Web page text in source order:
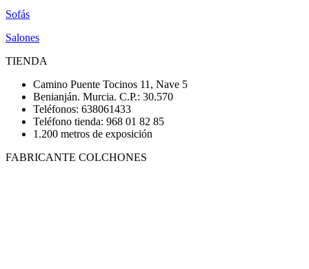
Sofás
Salones
TIENDA
Camino Puente Tocinos 11, Nave 5
Benianján. Murcia. C.P.: 30.570
Teléfonos: 638061433
Teléfono tienda: 968 01 82 85
1.200 metros de exposición
FABRICANTE COLCHONES